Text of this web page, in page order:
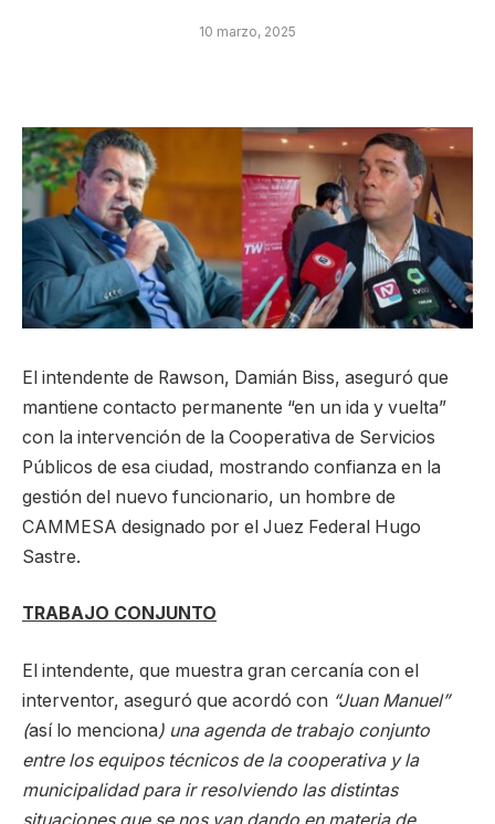
10 marzo, 2025
El intendente de Rawson, Damián Biss, aseguró que
mantiene contacto permanente “en un ida y vuelta”
con la intervención de la Cooperativa de Servicios
Públicos de esa ciudad, mostrando confianza en la
gestión del nuevo funcionario, un hombre de
CAMMESA designado por el Juez Federal Hugo
Sastre.
TRABAJO CONJUNTO
El intendente, que muestra gran cercanía con el
interventor, aseguró que acordó con “Juan Manuel”
(así lo menciona) una agenda de trabajo conjunto
entre los equipos técnicos de la cooperativa y la
municipalidad para ir resolviendo las distintas
situaciones que se nos van dando en materia de